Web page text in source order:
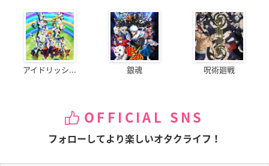
アイドリッシ... 銀魂 呪術廻戦
OFFICIAL SNS
フォローしてより楽しいオタクライフ！